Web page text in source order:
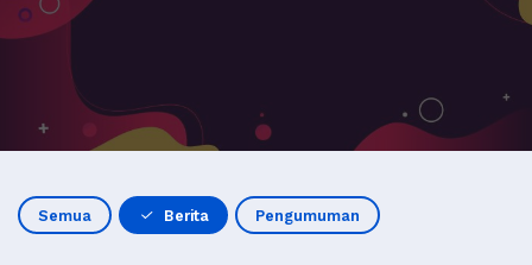
Semua Berita Pengumuman